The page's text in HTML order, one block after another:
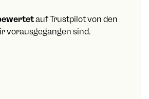
auf Trustpilot von den
vorausgegangen sind.